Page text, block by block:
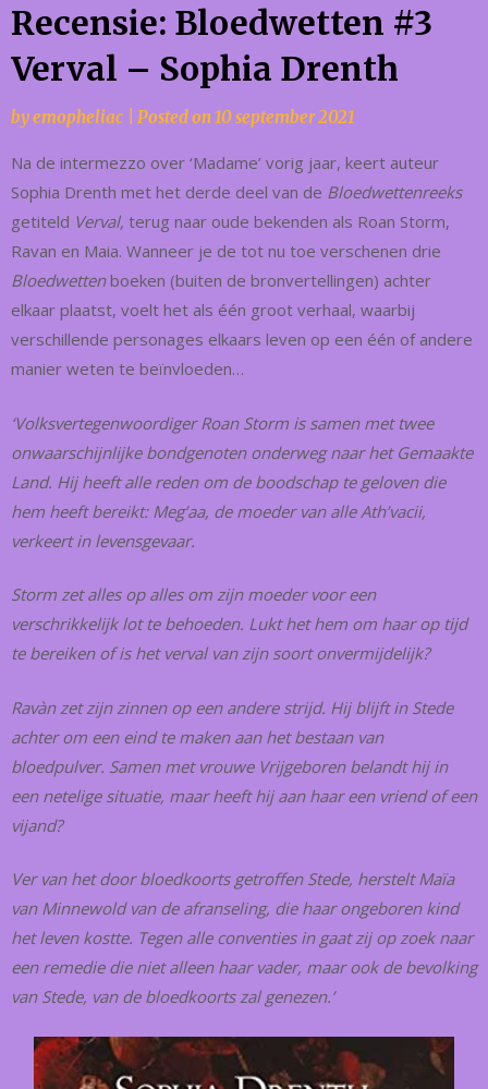
Recensie: Bloedwetten #3
Verval – Sophia Drenth
byemopheliac Posted on10 september 2021
Na de intermezzo over ‘Madame’ vorig jaar, keert auteur
Sophia Drenth met het derde deel van de Bloedwettenreeks
getiteld Verval, terug naar oude bekenden als Roan Storm,
Ravan en Maia. Wanneer je de tot nu toe verschenen drie
Bloedwettenboeken (buiten de bronvertellingen) achter
elkaar plaatst, voelt het als één groot verhaal, waarbij
verschillende personages elkaars leven op een één of andere
manier weten te beïnvloeden…
‘Volksvertegenwoordiger Roan Storm is samen met twee
onwaarschijnlijke bondgenoten onderweg naar het Gemaakte
Land. Hij heeft alle reden om de boodschap te geloven die
hem heeft bereikt: Meg’aa, de moeder van alle Ath’vacii,
verkeert in levensgevaar.
Storm zet alles op alles om zijn moeder voor een
verschrikkelijk lot te behoeden. Lukt het hem om haar op tijd
te bereiken of is het verval van zijn soort onvermijdelijk?
Ravàn zet zijn zinnen op een andere strijd. Hij blijft in Stede
achter om een eind te maken aan het bestaan van
bloedpulver. Samen met vrouwe Vrijgeboren belandt hij in
een netelige situatie, maar heeft hij aan haar een vriend of een
vijand?
Ver van het door bloedkoorts getroffen Stede, herstelt Maïa
van Minnewold van de afranseling, die haar ongeboren kind
het leven kostte. Tegen alle conventies in gaat zij op zoek naar
een remedie die niet alleen haar vader, maar ook de bevolking
van Stede, van de bloedkoorts zal genezen.’